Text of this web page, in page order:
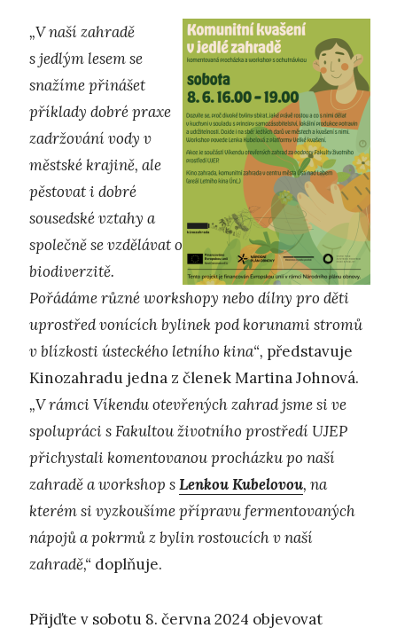
„V naší zahradě
s jedlým lesem se
snažíme přinášet
příklady dobré praxe
zadržování vody v
městské krajině, ale
pěstovat i dobré
sousedské vztahy a
společně se vzdělávat o
biodiverzitě.
Pořádáme různé workshopy nebo dílny pro děti
uprostřed vonících bylinek pod korunami stromů
v blízkosti ústeckého letního kina“, představuje
Kinozahradu jedna z členek Martina Johnová.
„V rámci Víkendu otevřených zahrad jsme si ve
spolupráci s Fakultou životního prostředí UJEP
přichystali komentovanou procházku po naší
zahradě a workshop sLenkou Kubelovou, na
kterém si vyzkoušíme přípravu fermentovaných
nápojů a pokrmů z bylin rostoucích v naší
zahradě,“ doplňuje.
Přijďte v sobotu 8. června 2024 objevovat